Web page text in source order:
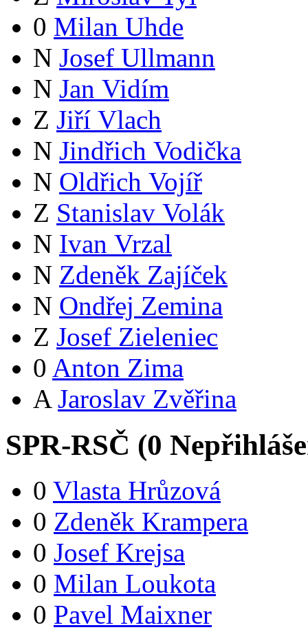
0 Milan Uhde
N Josef Ullmann
N Jan Vidím
Z Jiří Vlach
N Jindřich Vodička
N Oldřich Vojíř
Z Stanislav Volák
N Ivan Vrzal
N Zdeněk Zajíček
N Ondřej Zemina
Z Josef Zieleniec
0 Anton Zima
A Jaroslav Zvěřina
SPR-RSČ (0
0 Vlasta Hrůzová
0 Zdeněk Krampera
0 Josef Krejsa
0 Milan Loukota
0 Pavel Maixner